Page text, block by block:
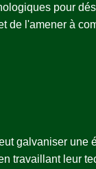
pour
de l'amener à
galvaniser une
travaillant leur